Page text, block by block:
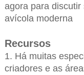
agora para
avícola moderna
Recursos
1. Há muitas
criadores e as